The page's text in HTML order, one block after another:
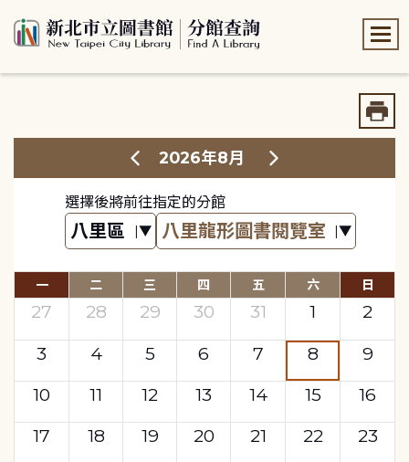
2026年8月
選擇後將前往指定的分館
一 二 三 四 五 六 日
27 28 29 30 31 1
2
3
4 5 6 7 8
9
10
11 12 13 14 15
16
17
18 19 20 21 22
23